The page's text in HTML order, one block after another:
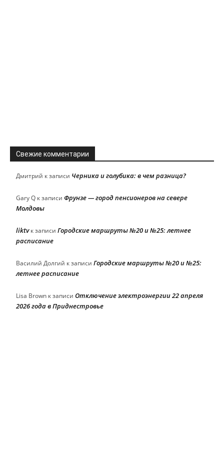
Свежие комментарии
Дмитрий к записи Черника и голубика: в чем разница?
Gary Q к записи Фрунзе — город пенсионеров на севере
Молдовы
liktvк записи Городские маршруты №20 и №25: летнее
расписание
Василий Долгий к записи Городские маршруты №20 и №25:
летнее расписание
Lisa Brown к записи Отключение электроэнергии 22 апреля
2026 года в Приднестровье